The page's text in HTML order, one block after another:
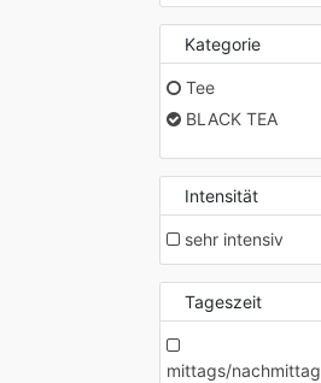
Kategorie
Tee
BLACK TEA
Intensität
sehr intensiv
Tageszeit
mittags/nachmittag